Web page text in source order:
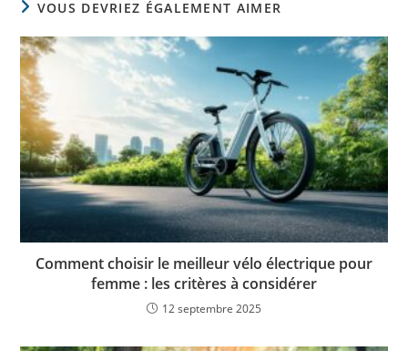
VOUS DEVRIEZ ÉGALEMENT AIMER
Comment choisir le meilleur vélo électrique pour
femme : les critères à considérer
12 septembre 2025